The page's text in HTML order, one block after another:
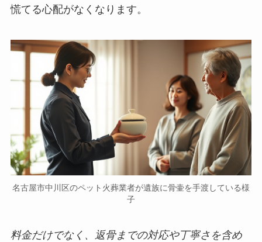
慌てる心配がなくなります。
名古屋市中川区のペット火葬業者が遺族に骨壷を手渡している様
子
料金だけでなく、返骨までの対応や丁寧さを含め